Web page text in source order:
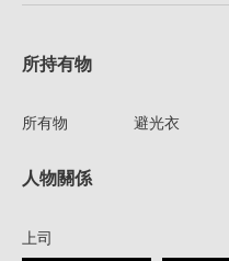
所持有物
所有物 避光衣
人物關係
上司